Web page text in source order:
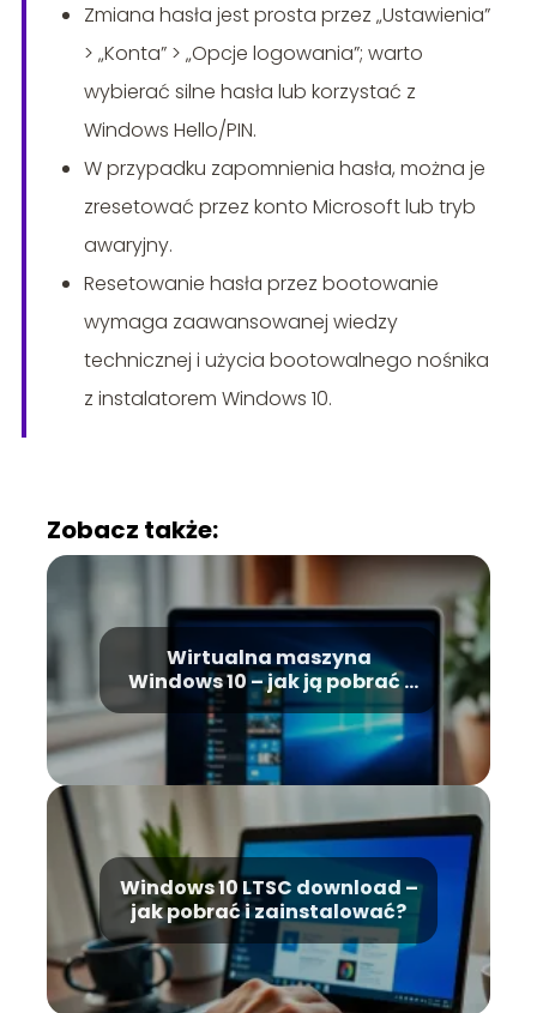
Zmiana hasła jest prosta przez „Ustawienia”
> „Konta” > „Opcje logowania”; warto
wybierać silne hasła lub korzystać z
Windows Hello/PIN.
W przypadku zapomnienia hasła, można je
zresetować przez konto Microsoft lub tryb
awaryjny.
Resetowanie hasła przez bootowanie
wymaga zaawansowanej wiedzy
technicznej i użycia bootowalnego nośnika
z instalatorem Windows 10.
Zobacz także:
Wirtualna maszyna
Windows 10 – jak ją pobrać i
zainstalować?
Windows 10 LTSC download –
jak pobrać i zainstalować?